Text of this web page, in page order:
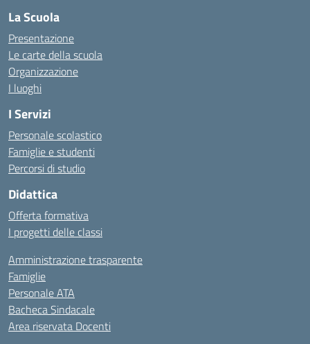
La Scuola
Presentazione
Le carte della scuola
Organizzazione
I luoghi
I Servizi
Personale scolastico
Famiglie e studenti
Percorsi di studio
Didattica
Offerta formativa
I progetti delle classi
Amministrazione trasparente
Famiglie
Personale ATA
Bacheca Sindacale
Area riservata Docenti